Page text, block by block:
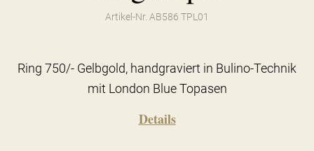
Artikel-Nr. AB586 TPL01
Ring 750/- Gelbgold, handgraviert in Bulino-Technik
mit London Blue Topasen
Details